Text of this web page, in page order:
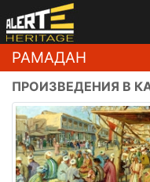
РАМАДАН
ПРОИЗВЕДЕНИЯ В